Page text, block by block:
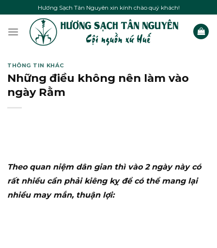
to
content
Hương Sạch Tân Nguyên xin kính chào quý khách!
THÔNG TIN KHÁC
Những điều không nên làm vào
ngày Rằm
Theo quan niệm dân gian thì vào 2 ngày này có
rất nhiều cần phải kiêng kỵ để có thể mang lại
nhiều may mắn, thuận lợi: